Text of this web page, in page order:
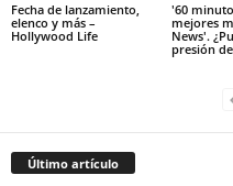
Fecha de lanzamiento,
elenco y más –
Hollywood Life
'60
mejores
News'.
presión
Último artículo